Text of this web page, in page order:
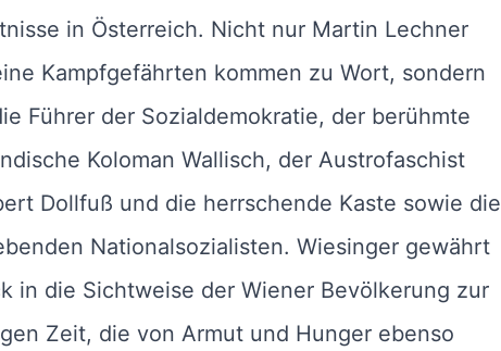
in Österreich. Nicht nur Martin Lechner
Kampfgefährten kommen zu Wort, sondern
Führer der Sozialdemokratie, der berühmte
Koloman Wallisch, der Austrofaschist
Dollfuß und die herrschende Kaste sowie die
Nationalsozialisten. Wiesinger gewährt
in die Sichtweise der Wiener Bevölkerung zur
Zeit, die von Armut und Hunger ebenso